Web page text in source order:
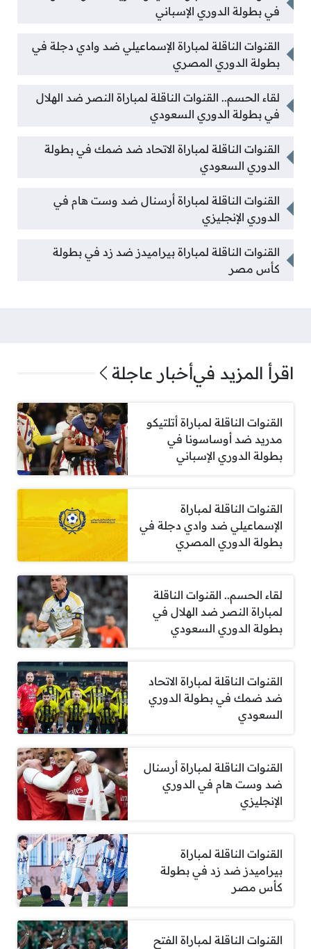
في بطولة الدوري الإسباني
القنوات الناقلة لمباراة الإسماعيلي ضد وادي دجلة في
بطولة الدوري المصري
لقاء الحسم.. القنوات الناقلة لمباراة النصر ضد الهلال
في بطولة الدوري السعودي
القنوات الناقلة لمباراة الاتحاد ضد ضمك في بطولة
الدوري السعودي
القنوات الناقلة لمباراة أرسنال ضد وست هام في
الدوري الإنجليزي
القنوات الناقلة لمباراة بيراميدز ضد زد في بطولة
كأس مصر
اقرأ المزيد فيأخبار عاجلة
القنوات الناقلة لمباراة أتلتيكو
مدريد ضد أوساسونا في
بطولة الدوري الإسباني
القنوات الناقلة لمباراة
الإسماعيلي ضد وادي دجلة في
بطولة الدوري المصري
لقاء الحسم.. القنوات الناقلة
لمباراة النصر ضد الهلال في
بطولة الدوري السعودي
القنوات الناقلة لمباراة الاتحاد
ضد ضمك في بطولة الدوري
السعودي
القنوات الناقلة لمباراة أرسنال
ضد وست هام في الدوري
الإنجليزي
القنوات الناقلة لمباراة
بيراميدز ضد زد في بطولة
كأس مصر
القنوات الناقلة لمباراة الفتح